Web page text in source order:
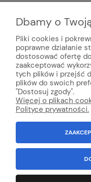
© Internetowy
xlak.pl to godny
oferujący profesjonalną
Wszystko Dla Lakierni™ -
r. 100%
Dbamy o
Pliki cookies i
poprawne działanie
dostosować ofertę
zaakceptować
tych plików i przejść
plików do swoich
"Dostosuj zgody".
Więcej o plikach
Polityce prywatności.